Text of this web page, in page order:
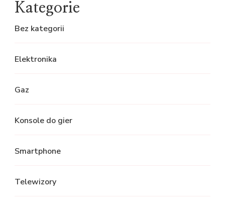
Kategorie
Bez kategorii
Elektronika
Gaz
Konsole do gier
Smartphone
Telewizory